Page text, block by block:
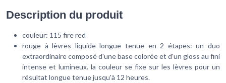
Description du produit
couleur: 115 fire red
rouge à lèvres liquide longue tenue en 2 étapes: un duo
extraordinaire composé d'une base colorée et d'un gloss au fini
intense et lumineux. la couleur se fixe sur les lèvres pour un
résultat longue tenue jusqu'à 12 heures.